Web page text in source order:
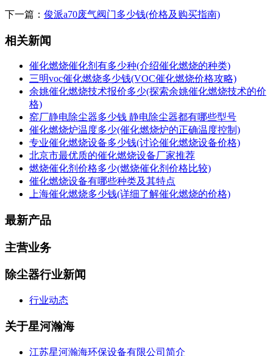
下一篇： 俊派a70废气阀门多少钱(价格及购买指南)
相关新闻
催化燃烧催化剂有多少种(介绍催化燃烧的种类)
三明voc催化燃烧多少钱(VOC催化燃烧价格攻略)
余姚催化燃烧技术报价多少(探索余姚催化燃烧技术的价
格)
窑厂静电除尘器多少钱 静电除尘器都有哪些型号
催化燃烧炉温度多少(催化燃烧炉的正确温度控制)
专业催化燃烧设备多少钱(讨论催化燃烧设备价格)
北京市最优质的催化燃烧设备厂家推荐
燃烧催化剂价格多少(燃烧催化剂价格比较)
催化燃烧设备有哪些种类及其特点
上海催化燃烧多少钱(详细了解催化燃烧的价格)
最新产品
主营业务
除尘器行业新闻
行业动态
关于星河瀚海
江苏星河瀚海环保设备有限公司简介